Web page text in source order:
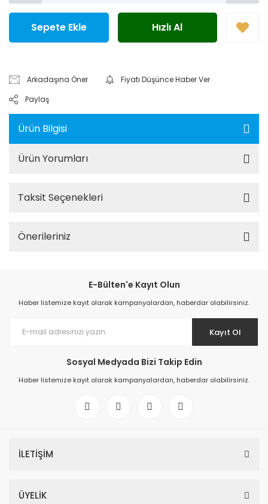
Sepete Ekle Hızlı Al
Arkadaşına Öner
Fiyatı Düşünce Haber Ver
Paylaş
Ürün Bilgisi
Ürün Yorumları
Taksit Seçenekleri
Önerileriniz
E-Bülten'e Kayıt Olun
Haber listemize kayıt olarak kampanyalardan, haberdar olabilirsiniz.
Kayıt Ol
Sosyal Medyada Bizi Takip Edin
Haber listemize kayıt olarak kampanyalardan, haberdar olabilirsiniz.
İLETİŞİM
ÜYELİK